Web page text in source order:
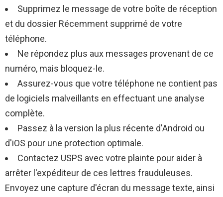
Supprimez le message de votre boîte de réception
et du dossier Récemment supprimé de votre
téléphone.
Ne répondez plus aux messages provenant de ce
numéro, mais bloquez-le.
Assurez-vous que votre téléphone ne contient pas
de logiciels malveillants en effectuant une analyse
complète.
Passez à la version la plus récente d'Android ou
d'iOS pour une protection optimale.
Contactez USPS avec votre plainte pour aider à
arrêter l'expéditeur de ces lettres frauduleuses.
Envoyez une capture d'écran du message texte, ainsi